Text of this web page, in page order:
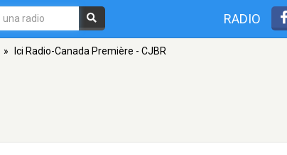
RADIO
» Ici Radio-Canada Première - CJBR